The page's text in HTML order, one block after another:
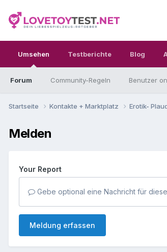
Umsehen
Forum Community-Regeln Benutzer
Testberichte Blog
Startseite Kontakte + Marktplatz Erotik-
Melden
Your Report
Gebe optional eine Nachricht für
Meldung erfassen